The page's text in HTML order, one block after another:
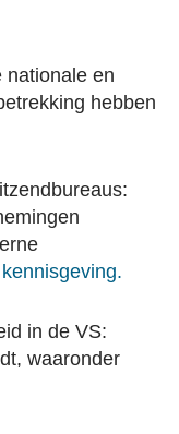
nationale en
hebben
in de VS:
waaronder